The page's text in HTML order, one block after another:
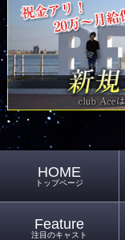
HOME
トップページ
Feature
注目のキャスト